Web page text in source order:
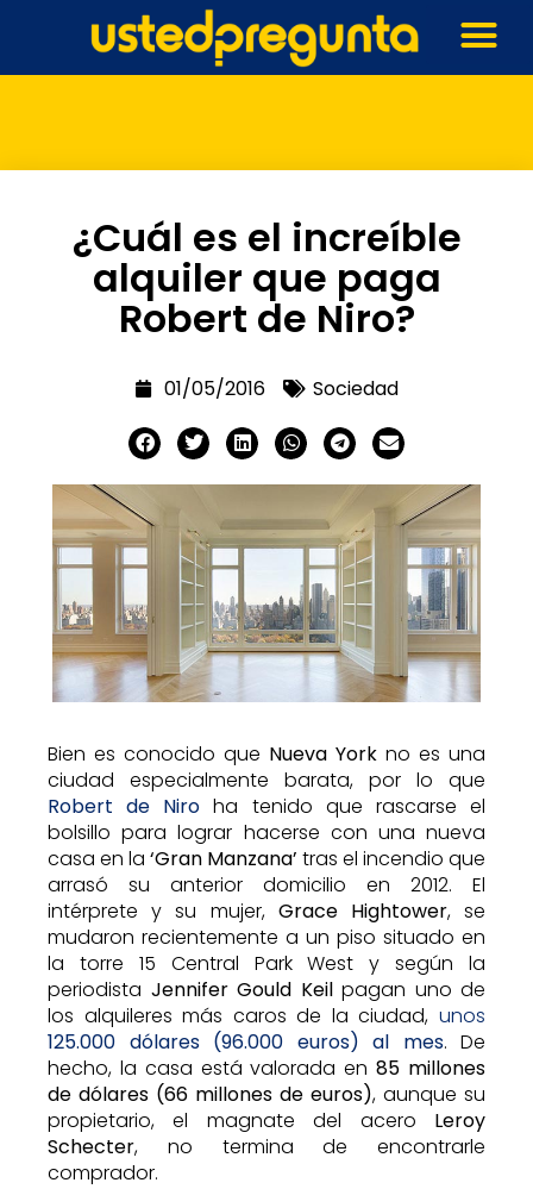
¿Cuál es el increíble
alquiler que paga
Robert de Niro?
01/05/2016 Sociedad
Bien es conocido que Nueva York no es una
ciudad especialmente barata, por lo que
Robert de Niro ha tenido que rascarse el
bolsillo para lograr hacerse con una nueva
casa en la ‘Gran Manzana’ tras el incendio que
arrasó su anterior domicilio en 2012. El
intérprete y su mujer, Grace Hightower, se
mudaron recientemente a un piso situado en
la torre 15 Central Park West y según la
periodista Jennifer Gould Keilpagan uno de
los alquileres más caros de la ciudad, unos
125.000 dólares (96.000 euros) al mes. De
hecho, la casa está valorada en85 millones
de dólares (66 millones de euros), aunque su
propietario, el magnate del acero Leroy
Schecter, no termina de encontrarle
comprador.